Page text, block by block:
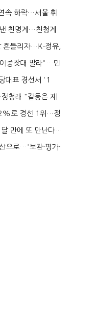
속 하락…서울 휘
친명계…친청계
흔들리자…K-정유,
중잣대 말라"…민
...
대표 경선서 '1
청래 "갈등은 제
로 경선 1위…정
만에 또 만난다…
으로…'보관·평가·